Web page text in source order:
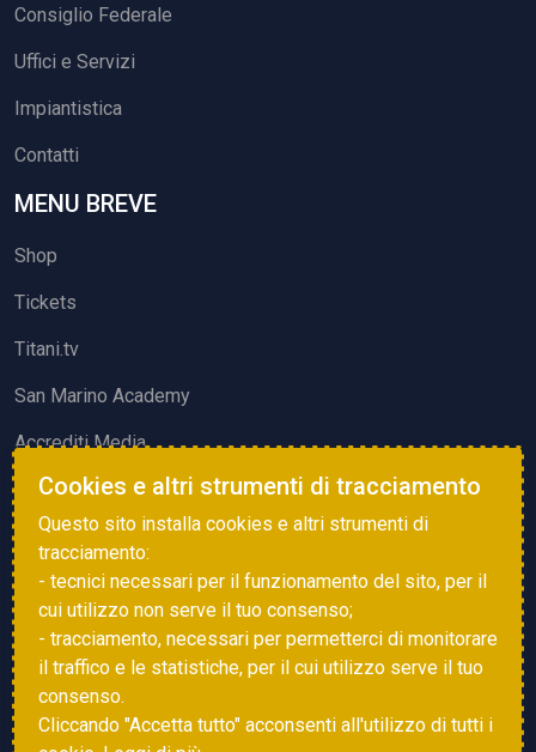
Consiglio Federale
Uffici e Servizi
Impiantistica
Contatti
MENU BREVE
Shop
Tickets
Titani.tv
San Marino Academy
Accrediti Media
ATTIVITÀ ED EVENTI
Squadre di Calcio
Associazione Sammarinese Arbitri
Vota gol e parata
Cookies e altri strumenti di tracciamento
Questo sito installa cookies e altri strumenti di
tracciamento:
- tecnici necessari per il funzionamento del sito, per il
cui utilizzo non serve il tuo consenso;
- tracciamento, necessari per permetterci di monitorare
il traffico e le statistiche, per il cui utilizzo serve il tuo
consenso.
Cliccando "Accetta tutto" acconsenti all'utilizzo di tutti i